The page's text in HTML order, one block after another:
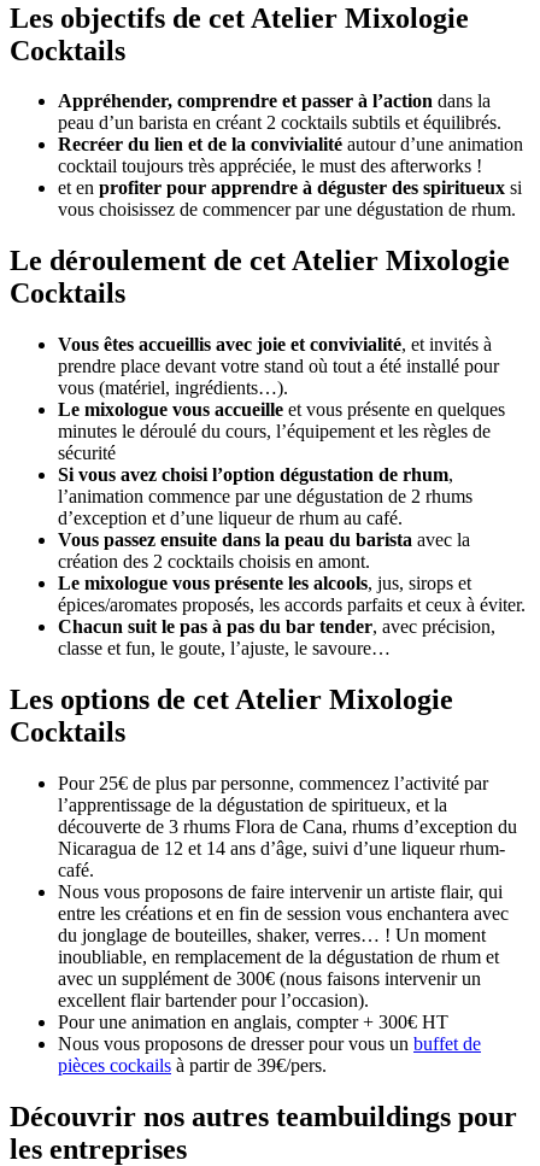
Les objectifs de cet Atelier Mixologie
Cocktails
Appréhender, comprendre et passer à l’action dans la
peau d’un barista en créant 2 cocktails subtils et équilibrés.
Recréer du lien et de la convivialité autour d’une animation
cocktail toujours très appréciée, le must des afterworks !
et en profiter pour apprendre à déguster des spiritueux si
vous choisissez de commencer par une dégustation de rhum.
Le déroulement de cet Atelier Mixologie
Cocktails
Vous êtes accueillis avec joie et convivialité, et invités à
prendre place devant votre stand où tout a été installé pour
vous (matériel, ingrédients…).
Le mixologue vous accueille et vous présente en quelques
minutes le déroulé du cours, l’équipement et les règles de
sécurité
Si vous avez choisi l’option dégustation de rhum,
l’animation commence par une dégustation de 2 rhums
d’exception et d’une liqueur de rhum au café.
Vous passez ensuite dans la peau du barista avec la
création des 2 cocktails choisis en amont.
Le mixologue vous présente les alcools, jus, sirops et
épices/aromates proposés, les accords parfaits et ceux à éviter.
Chacun suit le pas à pas du bar tender, avec précision,
classe et fun, le goute, l’ajuste, le savoure…
Les options de cet Atelier Mixologie
Cocktails
Pour 25€ de plus par personne, commencez l’activité par
l’apprentissage de la dégustation de spiritueux, et la
découverte de 3 rhums Flora de Cana, rhums d’exception du
Nicaragua de 12 et 14 ans d’âge, suivi d’une liqueur rhum-
café.
Nous vous proposons de faire intervenir un artiste flair, qui
entre les créations et en fin de session vous enchantera avec
du jonglage de bouteilles, shaker, verres… ! Un moment
inoubliable, en remplacement de la dégustation de rhum et
avec un supplément de 300€ (nous faisons intervenir un
excellent flair bartender pour l’occasion).
Pour une animation en anglais, compter + 300€ HT
Nous vous proposons de dresser pour vous un buffet de
pièces cockails à partir de 39€/pers.
Découvrir nos autres teambuildings pour
les entreprises